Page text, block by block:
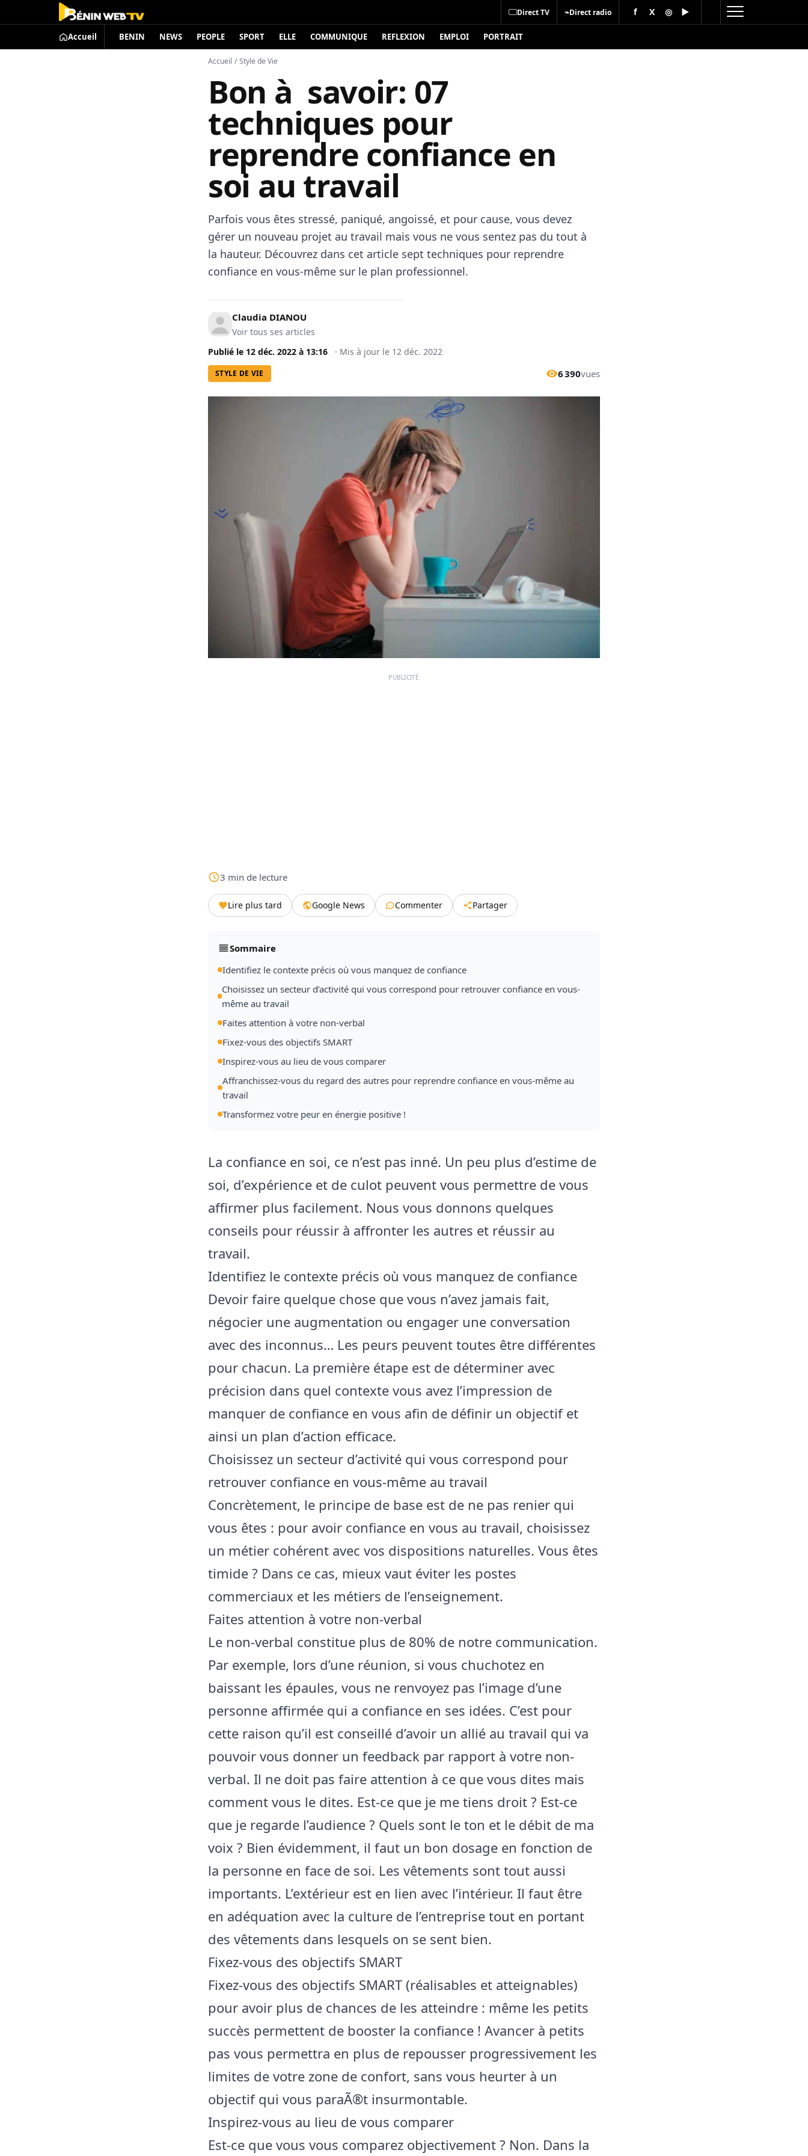
Direct TV ⌁Direct radio f X ◎ ▶
Accueil BENIN NEWS PEOPLE SPORT ELLE COMMUNIQUE REFLEXION EMPLOI PORTRAIT
Accueil / Style de Vie
Bon à savoir: 07
techniques pour
reprendre confiance en
soi au travail
Parfois vous êtes stressé, paniqué, angoissé, et pour cause, vous devez
gérer un nouveau projet au travail mais vous ne vous sentez pas du tout à
la hauteur. Découvrez dans cet article sept techniques pour reprendre
confiance en vous-même sur le plan professionnel.
Claudia DIANOU
Voir tous ses articles
Publié le 12 déc. 2022 à 13:16 · Mis à jour le 12 déc. 2022
STYLE DE VIE 6 390vues
PUBLICITÉ
3 min de lecture
Lire plus tard Google News Commenter Partager
Sommaire
Identifiez le contexte précis où vous manquez de confiance
Choisissez un secteur d’activité qui vous correspond pour retrouver confiance en vous-
même au travail
Faites attention à votre non-verbal
Fixez-vous des objectifs SMART
Inspirez-vous au lieu de vous comparer
Affranchissez-vous du regard des autres pour reprendre confiance en vous-même au
travail
Transformez votre peur en énergie positive !
La confiance en soi, ce n’est pas inné. Un peu plus d’estime de
soi, d’expérience et de culot peuvent vous permettre de vous
affirmer plus facilement. Nous vous donnons quelques
conseils pour réussir à affronter les autres et réussir au
travail.
Identifiez le contexte précis où vous manquez de confiance
Devoir faire quelque chose que vous n’avez jamais fait,
négocier une augmentation ou engager une conversation
avec des inconnus… Les peurs peuvent toutes être différentes
pour chacun. La première étape est de déterminer avec
précision dans quel contexte vous avez l’impression de
manquer de confiance en vous afin de définir un objectif et
ainsi un plan d’action efficace.
Choisissez un secteur d’activité qui vous correspond pour
retrouver confiance en vous-même au travail
Concrètement, le principe de base est de ne pas renier qui
vous êtes : pour avoir confiance en vous au travail, choisissez
un métier cohérent avec vos dispositions naturelles. Vous êtes
timide ? Dans ce cas, mieux vaut éviter les postes
commerciaux et les métiers de l’enseignement.
Faites attention à votre non-verbal
Le non-verbal constitue plus de 80% de notre communication.
Par exemple, lors d’une réunion, si vous chuchotez en
baissant les épaules, vous ne renvoyez pas l’image d’une
personne affirmée qui a confiance en ses idées. C’est pour
cette raison qu’il est conseillé d’avoir un allié au travail qui va
pouvoir vous donner un feedback par rapport à votre non-
verbal. Il ne doit pas faire attention à ce que vous dites mais
comment vous le dites. Est-ce que je me tiens droit ? Est-ce
que je regarde l’audience ? Quels sont le ton et le débit de ma
voix ? Bien évidemment, il faut un bon dosage en fonction de
la personne en face de soi. Les vêtements sont tout aussi
importants. L’extérieur est en lien avec l’intérieur. Il faut être
en adéquation avec la culture de l’entreprise tout en portant
des vêtements dans lesquels on se sent bien.
Fixez-vous des objectifs SMART
Fixez-vous des objectifs SMART (réalisables et atteignables)
pour avoir plus de chances de les atteindre : même les petits
succès permettent de booster la confiance ! Avancer à petits
pas vous permettra en plus de repousser progressivement les
limites de votre zone de confort, sans vous heurter à un
objectif qui vous paraÃ®t insurmontable.
Inspirez-vous au lieu de vous comparer
Est-ce que vous vous comparez objectivement ? Non. Dans la